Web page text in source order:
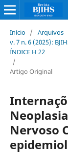
Início / Arquivos
v. 7 n. 6 (2025):
ÍNDICE H 22
/
Artigo Original
Nervoso